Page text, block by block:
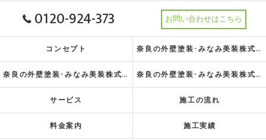
0120-924-373 お問い合わせはこちら
コンセプト 奈良の外壁塗装･みなみ美装株式会社の理念
奈良の外壁塗装･みなみ美装株式会社の特徴 奈良の外壁塗装･みなみ美装株式会社の指針
サービス 施工の流れ
料金案内 施工実績